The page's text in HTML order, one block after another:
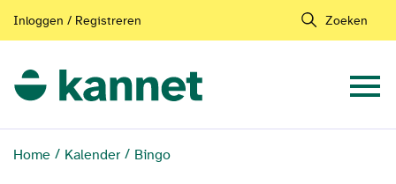
Inloggen / Registreren Zoeken
Home Kalender Bingo